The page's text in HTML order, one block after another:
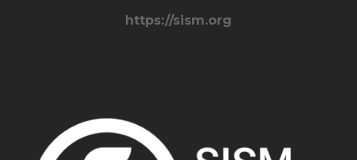
https://sism.org